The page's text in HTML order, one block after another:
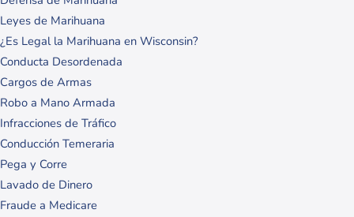
Leyes de Marihuana
¿Es Legal la Marihuana en Wisconsin?
Conducta Desordenada
Cargos de Armas
Robo a Mano Armada
Infracciones de Tráfico
Conducción Temeraria
Pega y Corre
Lavado de Dinero
Fraude a Medicare